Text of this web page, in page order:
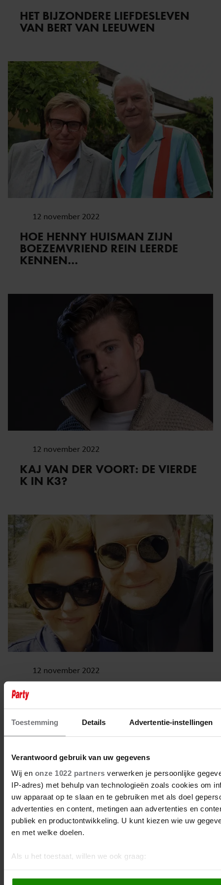
Toestemming Details Advertentie-instellingen
Verantwoord gebruik van uw gegevens
Wij en onze 1022 partners verwerken je persoonlijke
IP-adres) met behulp van technologieën zoals cookies om
uw apparaat op te slaan en te gebruiken met als doel
advertenties en content, metingen aan advertenties en
publiek en productontwikkeling. U kunt kiezen wie uw
en met welke doelen.
Als u het toestaat, willen we ook graag:
paar meter nauwkeurig kan zijn
HET BIJZONDERE LIEFDESLEVEN
VAN BERT VAN LEEUWEN
12 november 2022
HOE HENNY HUISMAN ZIJN
BOEZEMVRIEND REIN LEERDE
KENNEN…
12 november 2022
KAJ VAN DER VOORT: DE VIERDE
K IN K3?
12 november 2022
LUUK IKINK EN ZIJN VROUW
VERWACHTEN DERDE KINDJE